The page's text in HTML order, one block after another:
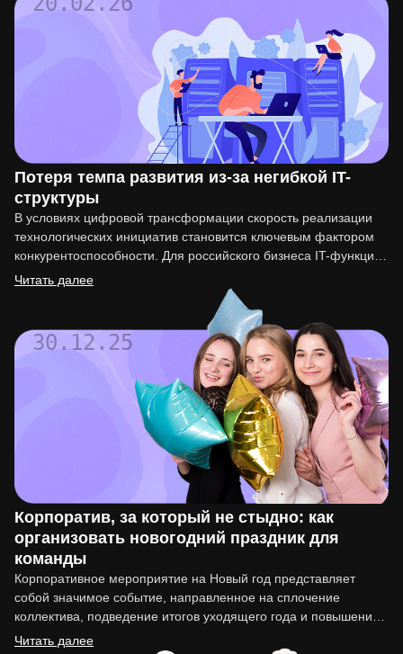
Потеря темпа развития из-за негибкой IT-
структуры
В условиях цифровой трансформации скорость реализации
технологических инициатив становится ключевым фактором
конкурентоспособности. Для российского бизнеса IT-функция
перестала быть вспомогательной. Она напрямую влияет на
Читать далее
30.12.25
Корпоратив, за который не стыдно: как
организовать новогодний праздник для
команды
Корпоративное мероприятие на Новый год представляет
собой значимое событие, направленное на сплочение
коллектива, подведение итогов уходящего года и повышение
мотивации сотрудников. Организация такого праздника…
Читать далее